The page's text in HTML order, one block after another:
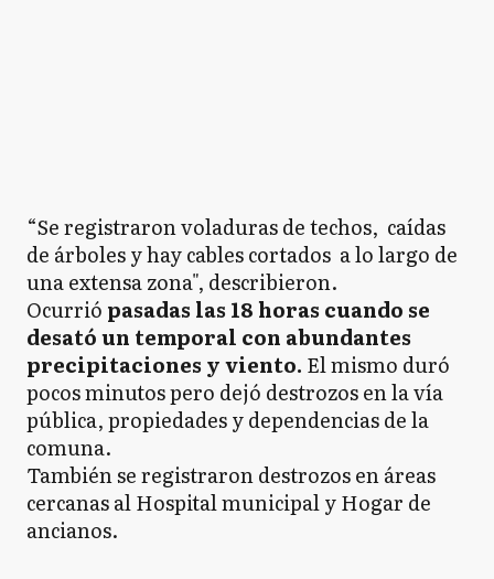
“Se registraron voladuras de techos, caídas
de árboles y hay cables cortados a lo largo de
una extensa zona", describieron.
Ocurrió pasadas las 18 horas cuando se
desató un temporal con abundantes
precipitaciones y viento. El mismo duró
pocos minutos pero dejó destrozos en la vía
pública, propiedades y dependencias de la
comuna.
También se registraron destrozos en áreas
cercanas al Hospital municipal y Hogar de
ancianos.